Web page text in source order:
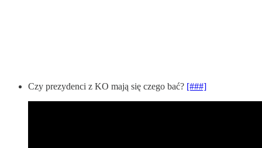
Czy prezydenci z KO mają się czego bać? [###]